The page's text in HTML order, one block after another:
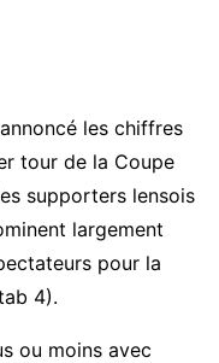
les chiffres
tour de la Coupe
supporters lensois
largement
pour la
4).
ou moins avec